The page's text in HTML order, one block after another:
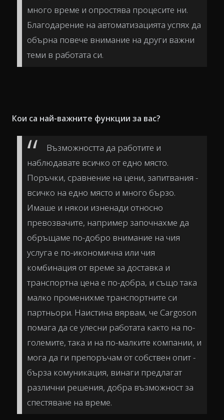
много време и опростява процесите ни.
Благодарение на автоматизацията успях да
обърна повече внимание на други важни
теми в работата си.
Кои са най-важните функции за вас?
Възможността да работите и
наблюдавате всичко от едно място.
Поръчки, сравнение на цени, запитвания -
всичко на едно място и много бързо.
Имаше и някои изненади относно
превозвачите, например започнахме да
обръщаме по-добро внимание на чия
услуга е по-икономична или чия
комбинация от време за доставка и
транспортна цена е по-добра, и също така
малко променихме транспортните си
партньори. Наистина вярвам, че Cargoson
помага да се улесни работата както на по-
големите, така и на по-малките компании, и
мога да ги препоръчам от собствен опит -
бърза комуникация, винаги предлагат
различни решения, добра възможност за
спестяване на време.